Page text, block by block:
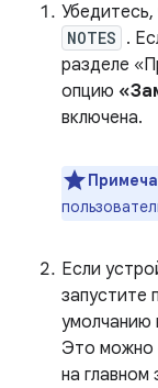
NOTES .
разделе
опцию
включена.
Если
запустите
умолчанию
Это можно
на главном